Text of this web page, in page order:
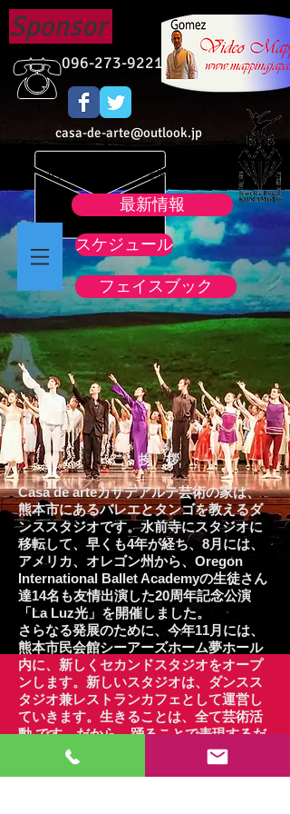
Sponsor
096-273-9221
casa-de-arte@outlook.jp
➡ 問合せフォームを利用する
最新情報
スケジュール
フェイスブック
ご 挨 拶
Casa de arteカサデアルテ芸術の家は、
熊本市にあるバレエとタンゴを教えるダ
ンススタジオです。水前寺にスタジオに
移転して、早くも4年が経ち、8月には、
アメリカ、オレゴン州から、Oregon
International Ballet Academyの生徒さん
達14名も友情出演した20周年記念公演
「La Luz光」を開催しました。
さらなる発展のために、今年11月には、
熊本市民会館シーアーズホーム夢ホール
内に、新しくセカンドスタジオをオープ
ンします。新しいスタジオは、ダンスス
タジオ兼レストランカフェとして運営し
ていきます。生きることは、全て芸術活
動 です。だから、踊ることで表現するだ
けでなく、会話を通してだとか、行動を
通して、真の自分のあり方を常に問い続